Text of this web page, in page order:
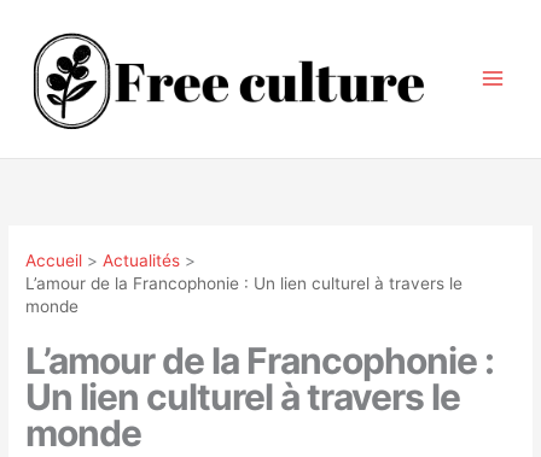
contenu
Accueil
Actualités
L’amour de la Francophonie : Un lien culturel à travers le
monde
L’amour de la Francophonie :
Un lien culturel à travers le
monde